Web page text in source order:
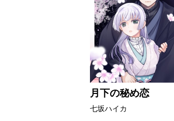
月下の秘め恋
七坂ハイカ